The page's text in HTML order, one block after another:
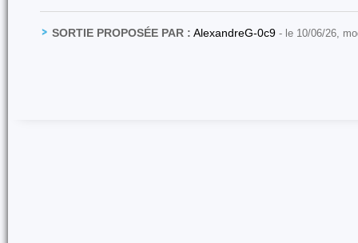
SORTIE PROPOSÉE PAR : AlexandreG-0c9 - le 10/06/26,